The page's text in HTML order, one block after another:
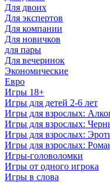
Для двоих
Для экспертов
Для компании
Для новичков
для пары
Для вечеринок
Экономические
Евро
Игры 18+
Игры для детей 2-6 лет
Игры для взрослых:
Игры для взрослых:
Игры для взрослых:
Игры для взрослых:
Игры-головоломки
Игры от одного игрока
Игры в слова